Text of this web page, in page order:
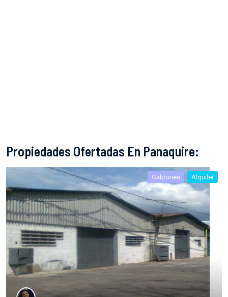
Propiedades Ofertadas En Panaquire:
Galpones Alquiler